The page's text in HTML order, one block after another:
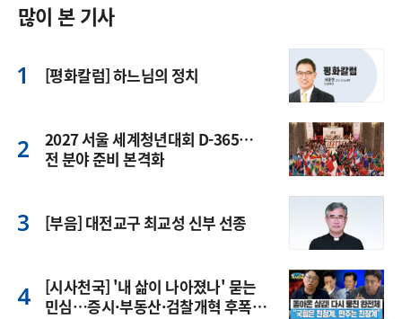
많이 본 기사
[평화칼럼] 하느님의 정치
2027 서울 세계청년대회 D-365…
전 분야 준비 본격화
[부음] 대전교구 최교성 신부 선종
[시사천국] '내 삶이 나아졌나' 묻는
민심…증시·부동산·검찰개혁 후폭